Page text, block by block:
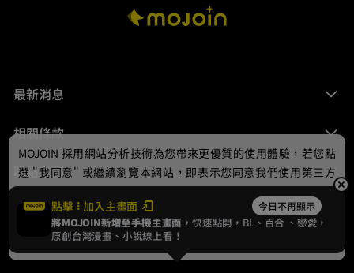
最新消息
相關條款
聯絡我們
© 2024 gamania Digital Entertainment Co., Ltd.
點擊 加入主畫面 今日不再顯示
將MOJOIN新增至手機主畫面，快速點開，BL、 百合 、戀愛，
原創台灣漫畫、小說線上看！
MOJOIN 採用網站分析技術為您帶來更優質的使用體驗，若您點
選 "我同意" 或繼續瀏覽本網站，即表示您同意我們使用第三方
Cookie，欲瞭解更多資訊請見隱私權政策。
我同意